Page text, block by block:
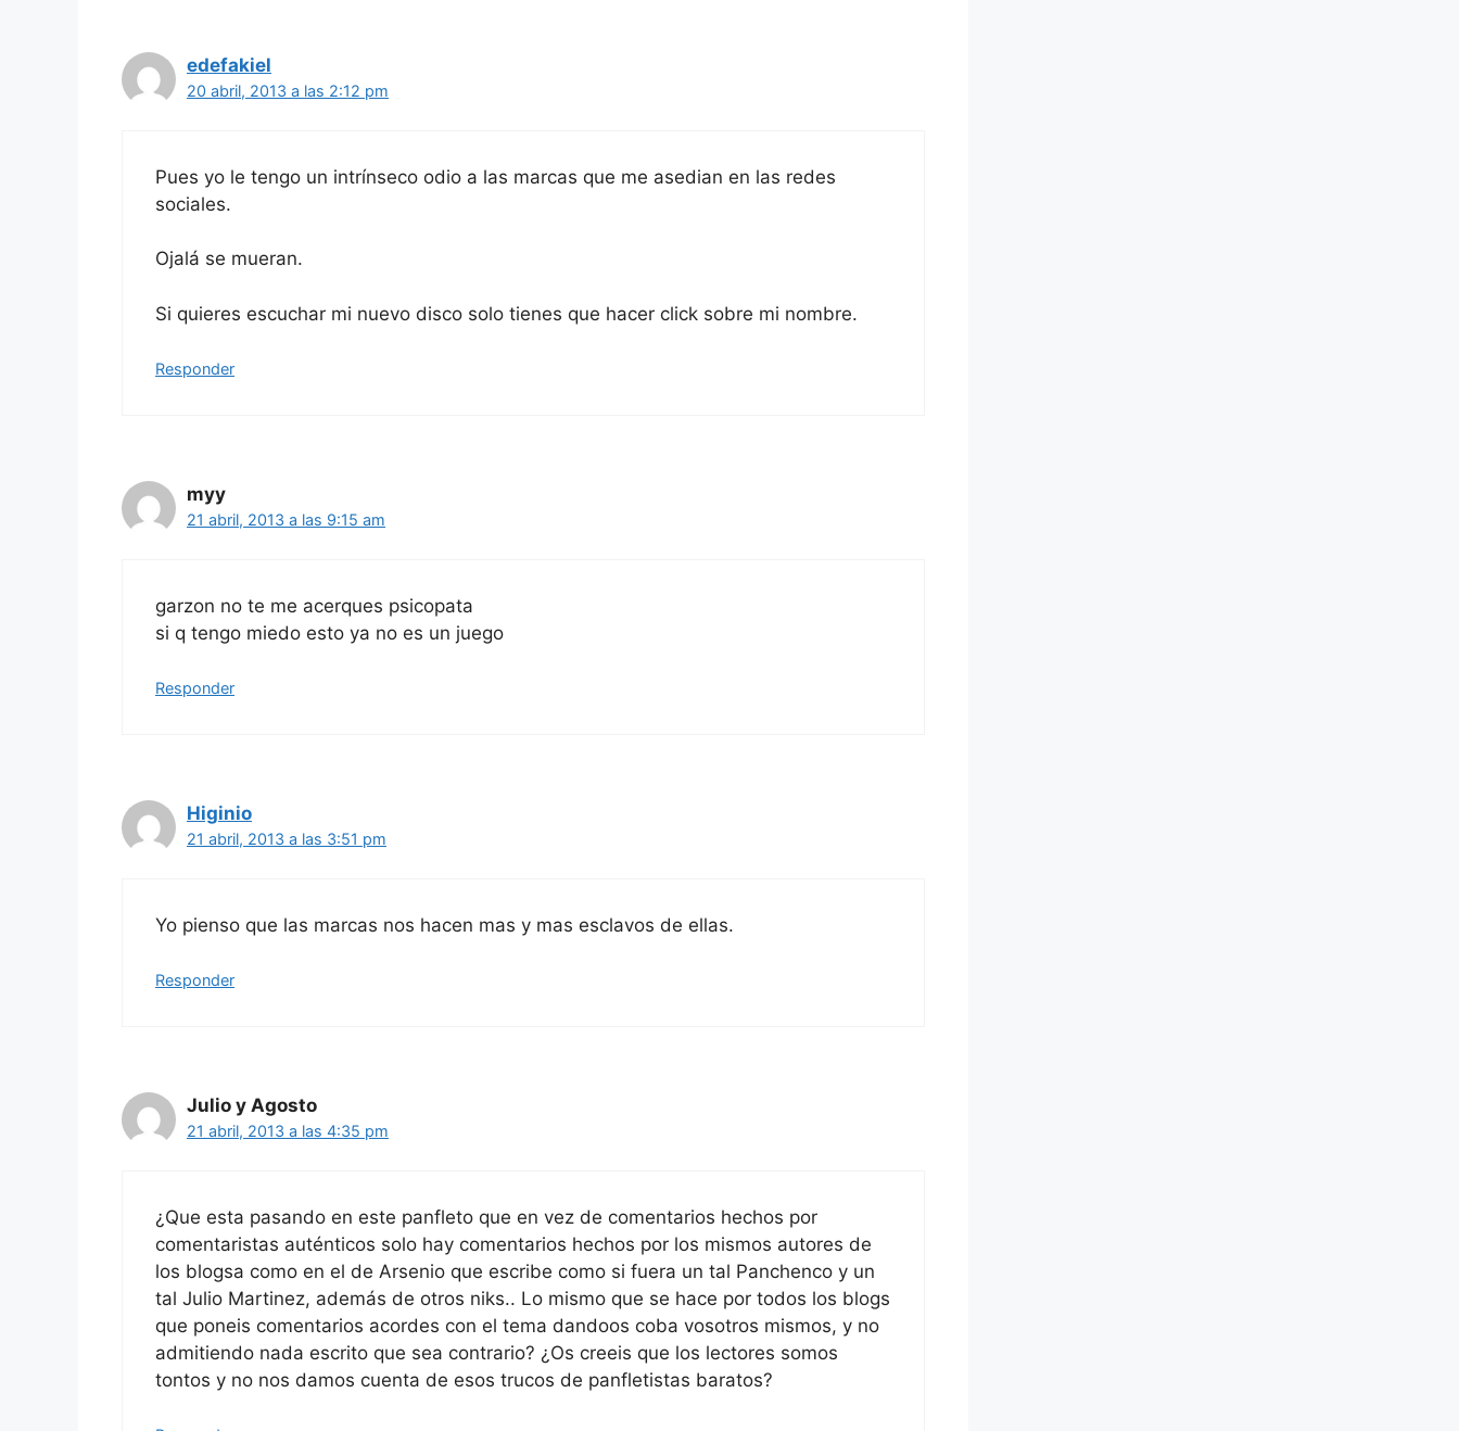
edefakiel
20 abril, 2013 a las 2:12 pm
Pues yo le tengo un intrínseco odio a las marcas que me asedian en las redes
sociales.
Ojalá se mueran.
Si quieres escuchar mi nuevo disco solo tienes que hacer click sobre mi nombre.
Responder
myy
21 abril, 2013 a las 9:15 am
garzon no te me acerques psicopata
si q tengo miedo esto ya no es un juego
Responder
Higinio
21 abril, 2013 a las 3:51 pm
Yo pienso que las marcas nos hacen mas y mas esclavos de ellas.
Responder
Julio y Agosto
21 abril, 2013 a las 4:35 pm
¿Que esta pasando en este panfleto que en vez de comentarios hechos por
comentaristas auténticos solo hay comentarios hechos por los mismos autores de
los blogsa como en el de Arsenio que escribe como si fuera un tal Panchenco y un
tal Julio Martinez, además de otros niks.. Lo mismo que se hace por todos los blogs
que poneis comentarios acordes con el tema dandoos coba vosotros mismos, y no
admitiendo nada escrito que sea contrario? ¿Os creeis que los lectores somos
tontos y no nos damos cuenta de esos trucos de panfletistas baratos?